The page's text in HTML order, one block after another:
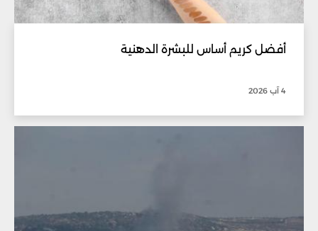
أفضل كريم أساس للبشرة الدهنية
4 آب 2026